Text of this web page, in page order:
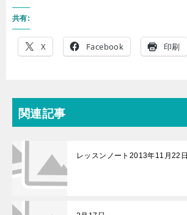
共有:
X Facebook 印刷
関連記事
レッスンノート2013年11月22日